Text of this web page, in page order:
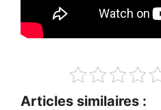
Articles similaires :